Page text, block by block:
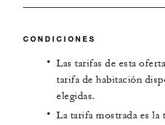
CONDICIONES
Las tarifas de esta
tarifa de habitación
elegidas.
La tarifa mostrada es